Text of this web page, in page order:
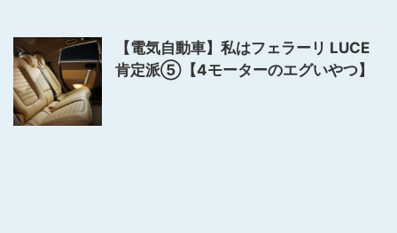
【電気自動車】私はフェラーリ LUCE
肯定派⑤【4モーターのエグいやつ】